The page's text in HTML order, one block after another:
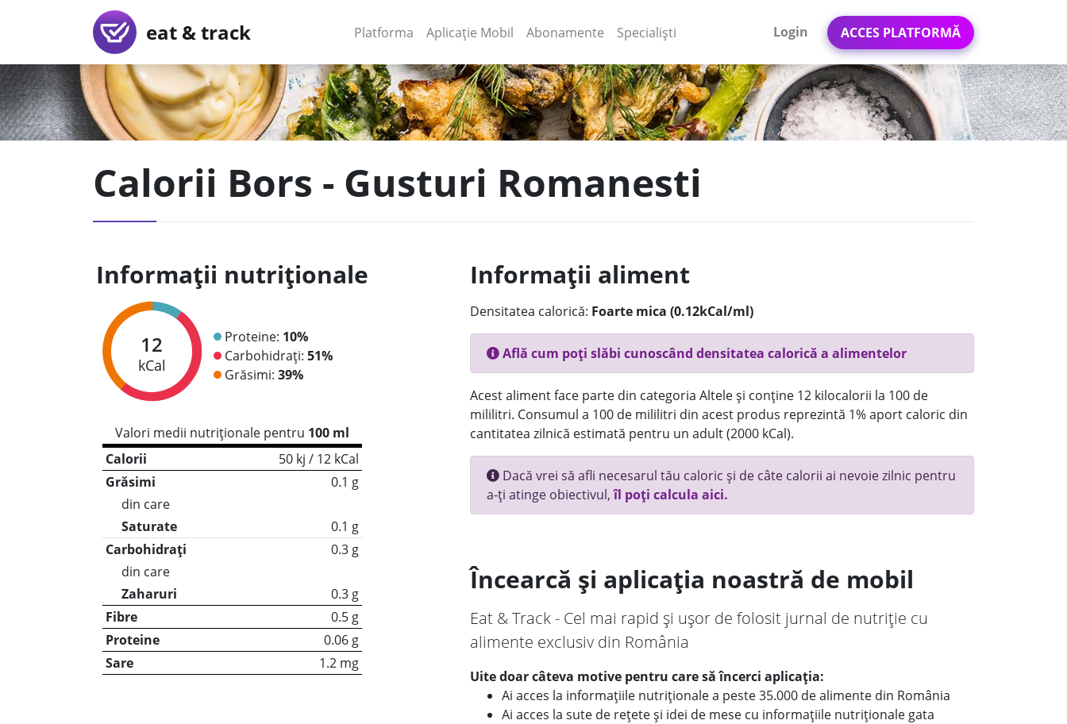
eat & track Platforma (current)
Aplicație Mobil (current)
Abonamente Specialiști Login ACCES PLATFORMĂ
Calorii Bors - Gusturi Romanesti
Informații nutriționale
12
kCal
Proteine: 10%
Carbohidrați: 51%
Grăsimi: 39%
Valori medii nutriționale pentru 100 ml
Calorii
50 kj / 12 kCal
Grăsimi
0.1 g
din care
Saturate
0.1 g
Carbohidrați
0.3 g
din care
Zaharuri
0.3 g
Fibre
0.5 g
Proteine
0.06 g
Sare
1.2 mg
Informații aliment
Densitatea calorică: Foarte mica (0.12kCal/ml)
Află cum poți slăbi cunoscând densitatea calorică a alimentelor
Acest aliment face parte din categoria Altele și conține 12 kilocalorii la 100 de
mililitri. Consumul a 100 de mililitri din acest produs reprezintă 1% aport caloric din
cantitatea zilnică estimată pentru un adult (2000 kCal).
Dacă vrei să afli necesarul tău caloric și de câte calorii ai nevoie zilnic pentru
a-ți atinge obiectivul,îl poți calcula aici.
Încearcă și aplicația noastră de mobil
Eat & Track - Cel mai rapid și ușor de folosit jurnal de nutriție cu
alimente exclusiv din România
Uite doar câteva motive pentru care să încerci aplicația:
Ai acces la informațiile nutriționale a peste 35.000 de alimente din România
Ai acces la sute de rețete și idei de mese cu informațiile nutriționale gata